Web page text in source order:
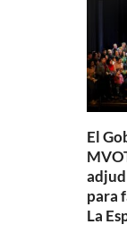
El
para
La